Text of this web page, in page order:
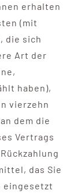
erhalten
(mit
die sich
Art der
haben),
vierzehn
dem die
Vertrags
das Sie
eingesetzt